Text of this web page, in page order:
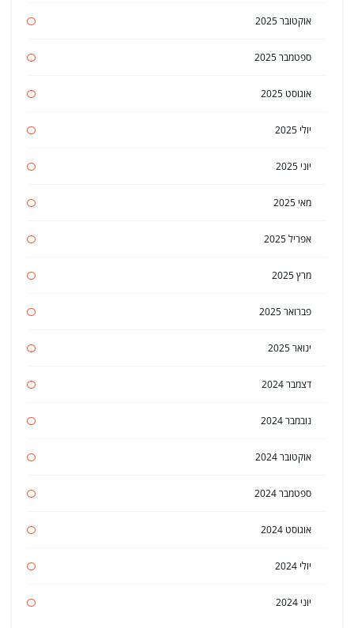
אוקטובר 2025
ספטמבר 2025
אוגוסט 2025
יולי 2025
יוני 2025
מאי 2025
אפריל 2025
מרץ 2025
פברואר 2025
ינואר 2025
דצמבר 2024
נובמבר 2024
אוקטובר 2024
ספטמבר 2024
אוגוסט 2024
יולי 2024
יוני 2024